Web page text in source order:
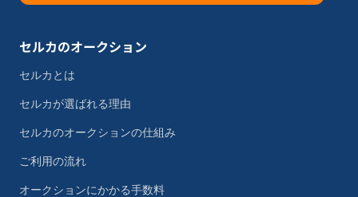
セルカのオークション
セルカとは
セルカが選ばれる理由
セルカのオークションの仕組み
ご利用の流れ
オークションにかかる手数料